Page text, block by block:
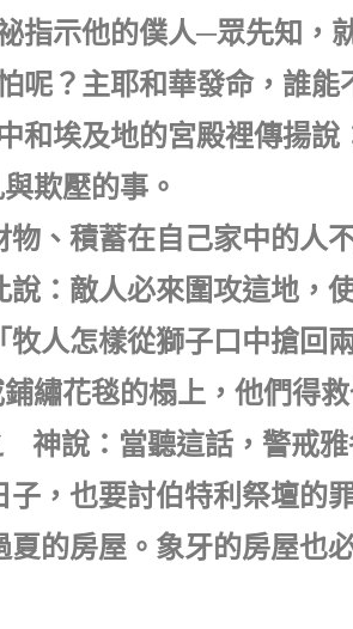
指示他的僕人─眾先知，
呢？主耶和華發命，誰能
和埃及地的宮殿裡傳揚
欺壓的事。
、積蓄在自己家中的人
：敵人必來圍攻這地，
人怎樣從獅子口中搶回
繡花毯的榻上，他們得救
神說：當聽這話，警戒雅
，也要討伯特利祭壇的
的房屋。象牙的房屋也